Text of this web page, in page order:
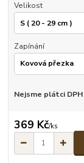
Velikost
Zapínání
Nejsme plátci DPH
369 Kč/ks